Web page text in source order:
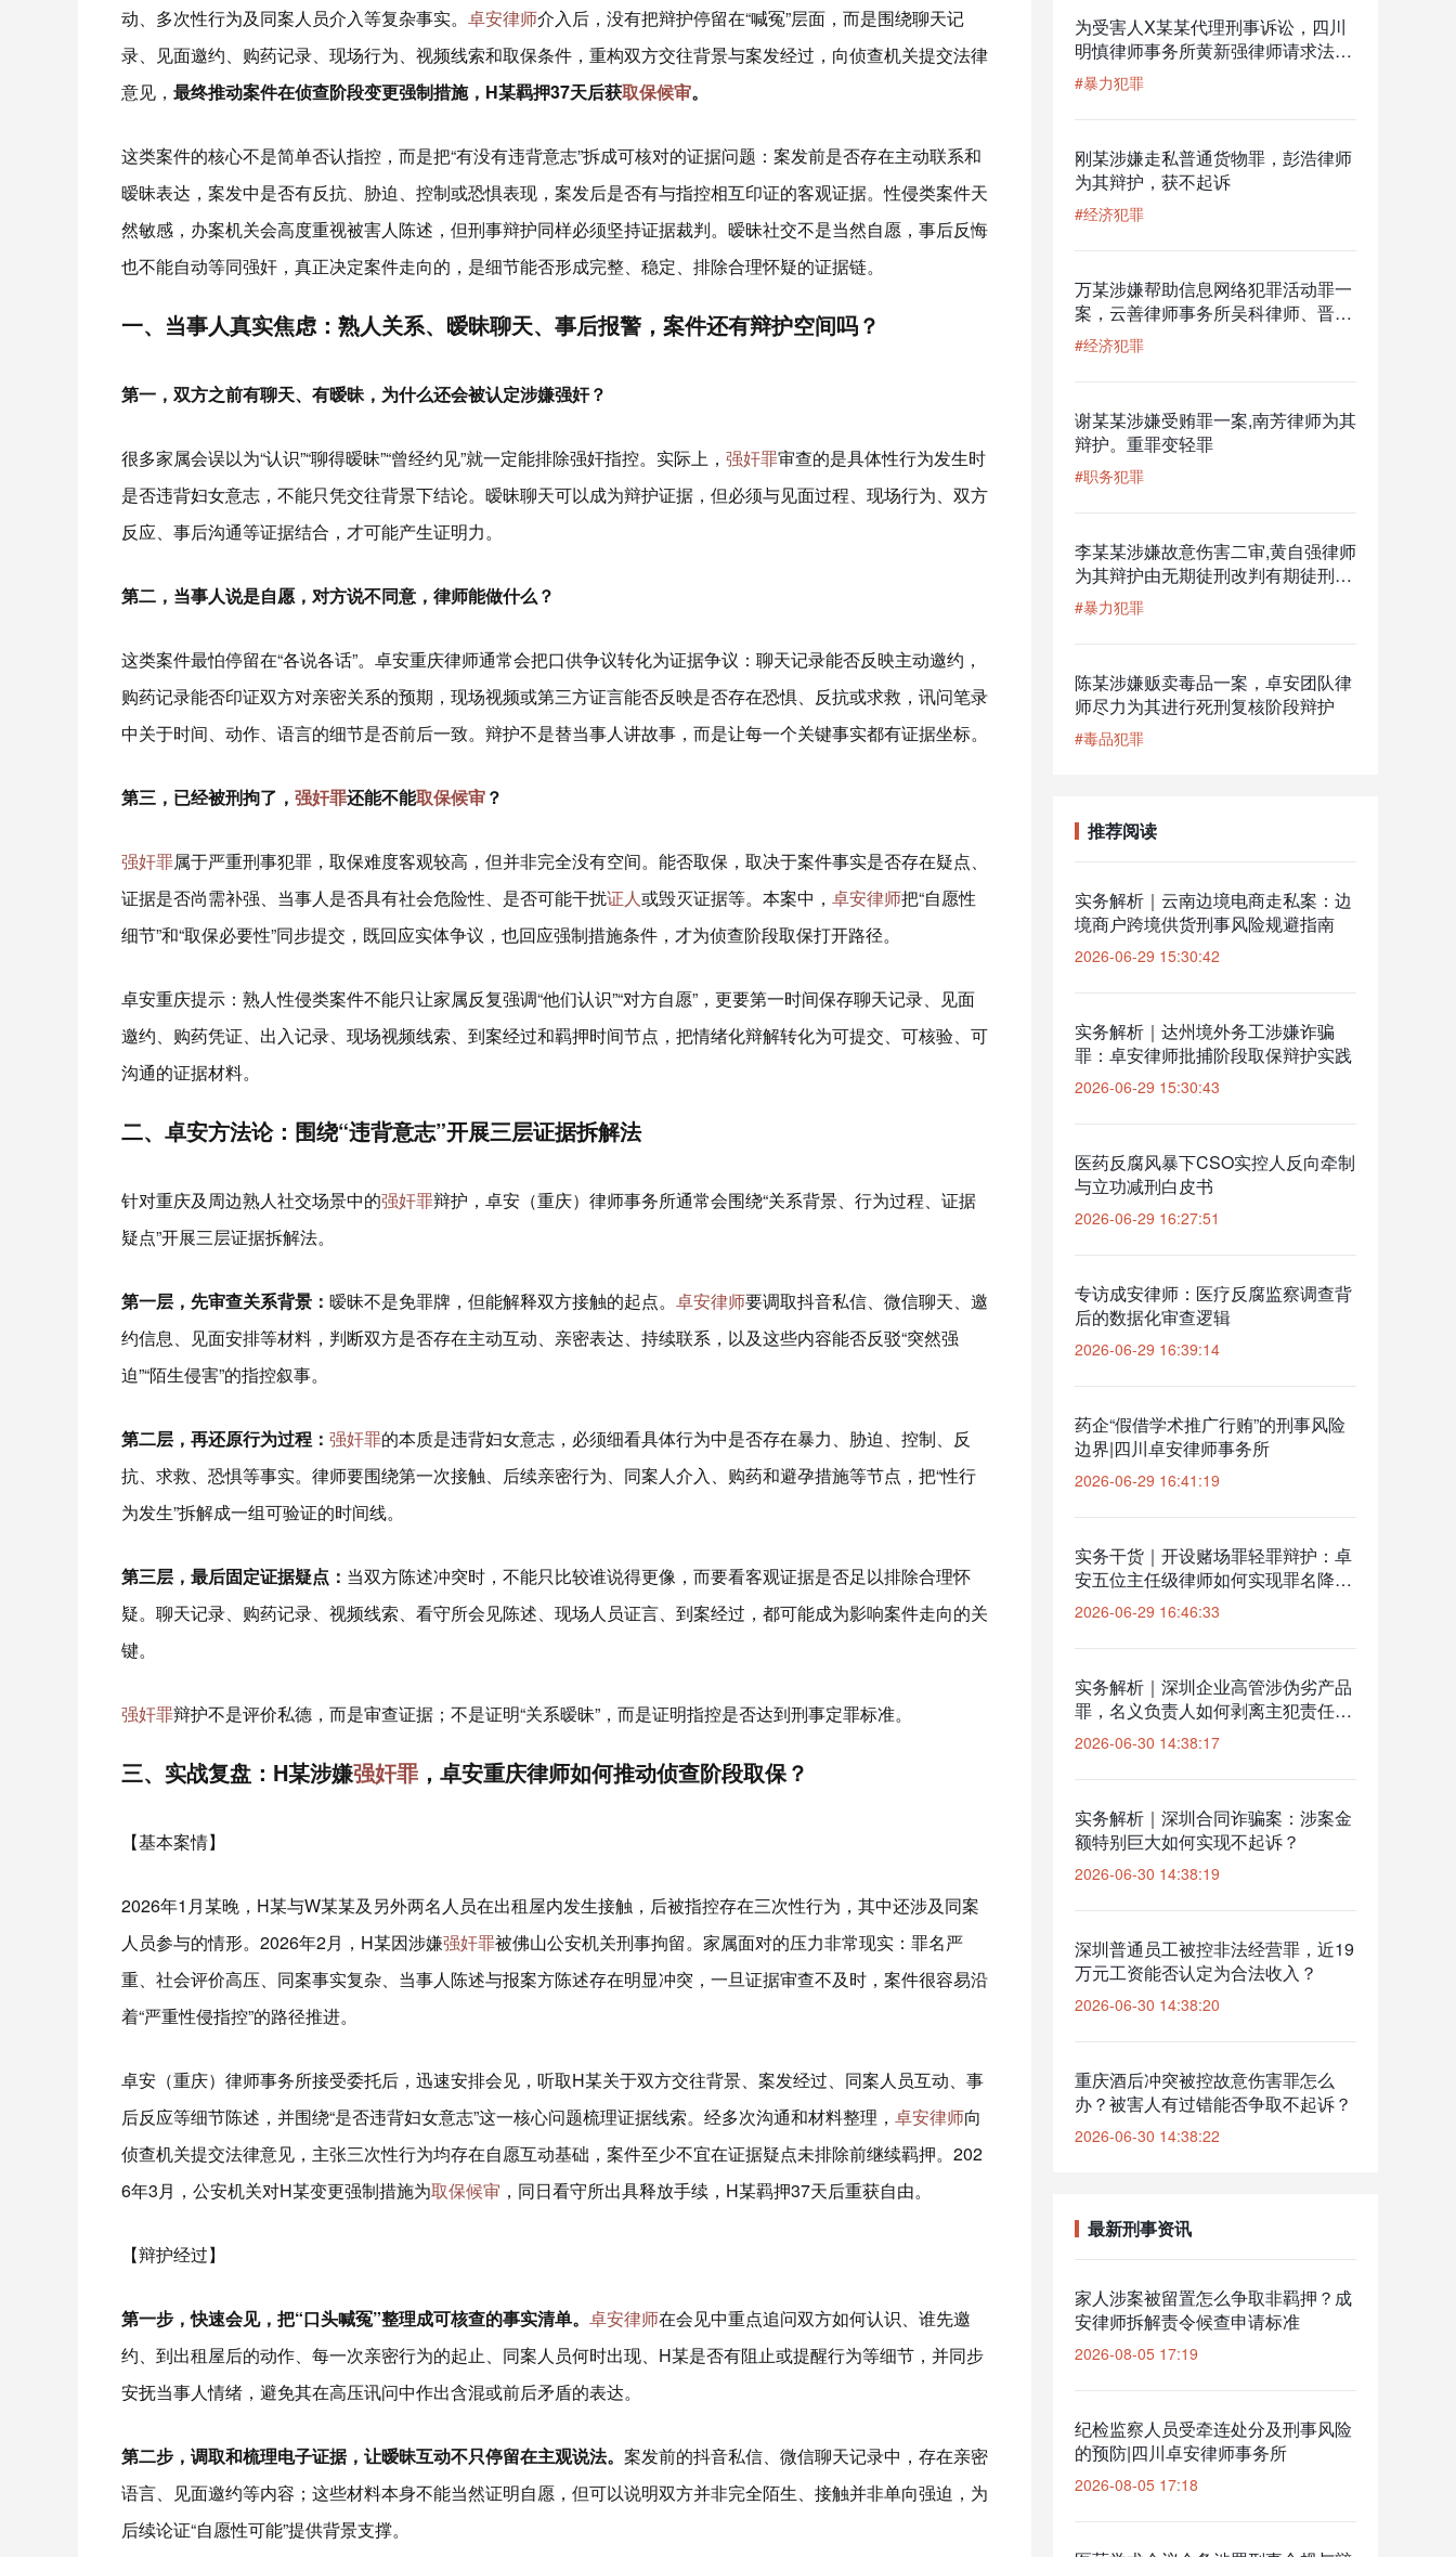
动、多次性行为及同案人员介入等复杂事实。 卓安律师介入后，没有把辩护停留在“喊冤”层面，而是围绕聊天记
录、见面邀约、购药记录、现场行为、视频线索和取保条件，重构双方交往背景与案发经过，向侦查机关提交法律
意见， 最终推动案件在侦查阶段变更强制措施，H某羁押37天后获取保候审。
这类案件的核心不是简单否认指控，而是把“有没有违背意志”拆成可核对的证据问题：案发前是否存在主动联系和
暧昧表达，案发中是否有反抗、胁迫、控制或恐惧表现，案发后是否有与指控相互印证的客观证据。性侵类案件天
然敏感，办案机关会高度重视被害人陈述，但刑事辩护同样必须坚持证据裁判。暧昧社交不是当然自愿，事后反悔
也不能自动等同强奸，真正决定案件走向的，是细节能否形成完整、稳定、排除合理怀疑的证据链。
一、当事人真实焦虑：熟人关系、暧昧聊天、事后报警，案件还有辩护空间吗？
第一，双方之前有聊天、有暧昧，为什么还会被认定涉嫌强奸？
很多家属会误以为“认识”“聊得暧昧”“曾经约见”就一定能排除强奸指控。实际上， 强奸罪审查的是具体性行为发生时
是否违背妇女意志，不能只凭交往背景下结论。暧昧聊天可以成为辩护证据，但必须与见面过程、现场行为、双方
反应、事后沟通等证据结合，才可能产生证明力。
第二，当事人说是自愿，对方说不同意，律师能做什么？
这类案件最怕停留在“各说各话”。卓安重庆律师通常会把口供争议转化为证据争议：聊天记录能否反映主动邀约，
购药记录能否印证双方对亲密关系的预期，现场视频或第三方证言能否反映是否存在恐惧、反抗或求救，讯问笔录
中关于时间、动作、语言的细节是否前后一致。辩护不是替当事人讲故事，而是让每一个关键事实都有证据坐标。
第三，已经被刑拘了， 强奸罪还能不能取保候审？
强奸罪属于严重刑事犯罪，取保难度客观较高，但并非完全没有空间。能否取保，取决于案件事实是否存在疑点、
证据是否尚需补强、当事人是否具有社会危险性、是否可能干扰证人或毁灭证据等。本案中， 卓安律师把“自愿性
细节”和“取保必要性”同步提交，既回应实体争议，也回应强制措施条件，才为侦查阶段取保打开路径。
卓安重庆提示：熟人性侵类案件不能只让家属反复强调“他们认识”“对方自愿”，更要第一时间保存聊天记录、见面
邀约、购药凭证、出入记录、现场视频线索、到案经过和羁押时间节点，把情绪化辩解转化为可提交、可核验、可
沟通的证据材料。
二、卓安方法论：围绕“违背意志”开展三层证据拆解法
针对重庆及周边熟人社交场景中的强奸罪辩护，卓安（重庆）律师事务所通常会围绕“关系背景、行为过程、证据
疑点”开展三层证据拆解法。
第一层，先审查关系背景： 暧昧不是免罪牌，但能解释双方接触的起点。 卓安律师要调取抖音私信、微信聊天、邀
约信息、见面安排等材料，判断双方是否存在主动互动、亲密表达、持续联系，以及这些内容能否反驳“突然强
迫”“陌生侵害”的指控叙事。
第二层，再还原行为过程： 强奸罪的本质是违背妇女意志，必须细看具体行为中是否存在暴力、胁迫、控制、反
抗、求救、恐惧等事实。律师要围绕第一次接触、后续亲密行为、同案人介入、购药和避孕措施等节点，把“性行
为发生”拆解成一组可验证的时间线。
第三层，最后固定证据疑点： 当双方陈述冲突时，不能只比较谁说得更像，而要看客观证据是否足以排除合理怀
疑。聊天记录、购药记录、视频线索、看守所会见陈述、现场人员证言、到案经过，都可能成为影响案件走向的关
键。
强奸罪辩护不是评价私德，而是审查证据；不是证明“关系暧昧”，而是证明指控是否达到刑事定罪标准。
三、实战复盘：H某涉嫌强奸罪 ，卓安重庆律师如何推动侦查阶段取保？
【基本案情】
2026年1月某晚，H某与W某某及另外两名人员在出租屋内发生接触，后被指控存在三次性行为，其中还涉及同案
人员参与的情形。2026年2月，H某因涉嫌强奸罪被佛山公安机关刑事拘留。家属面对的压力非常现实：罪名严
重、社会评价高压、同案事实复杂、当事人陈述与报案方陈述存在明显冲突，一旦证据审查不及时，案件很容易沿
着“严重性侵指控”的路径推进。
卓安（重庆）律师事务所接受委托后，迅速安排会见，听取H某关于双方交往背景、案发经过、同案人员互动、事
后反应等细节陈述，并围绕“是否违背妇女意志”这一核心问题梳理证据线索。经多次沟通和材料整理， 卓安律师向
侦查机关提交法律意见，主张三次性行为均存在自愿互动基础，案件至少不宜在证据疑点未排除前继续羁押。202
6年3月，公安机关对H某变更强制措施为取保候审 ，同日看守所出具释放手续，H某羁押37天后重获自由。
【辩护经过】
第一步，快速会见，把“口头喊冤”整理成可核查的事实清单。 卓安律师在会见中重点追问双方如何认识、谁先邀
约、到出租屋后的动作、每一次亲密行为的起止、同案人员何时出现、H某是否有阻止或提醒行为等细节，并同步
安抚当事人情绪，避免其在高压讯问中作出含混或前后矛盾的表达。
第二步，调取和梳理电子证据，让暧昧互动不只停留在主观说法。 案发前的抖音私信、微信聊天记录中，存在亲密
语言、见面邀约等内容；这些材料本身不能当然证明自愿，但可以说明双方并非完全陌生、接触并非单向强迫，为
后续论证“自愿性可能”提供背景支撑。
为受害人X某某代理刑事诉讼，四川
明慎律师事务所黄新强律师请求法院
提级管辖成功
#暴力犯罪
刚某涉嫌走私普通货物罪，彭浩律师
为其辩护，获不起诉
#经济犯罪
万某涉嫌帮助信息网络犯罪活动罪一
案，云善律师事务所吴科律师、晋晨
宇律师为其辩护获不予逮捕
#经济犯罪
谢某某涉嫌受贿罪一案,南芳律师为其
辩护。重罪变轻罪
#职务犯罪
李某某涉嫌故意伤害二审,黄自强律师
为其辩护由无期徒刑改判有期徒刑三
年
#暴力犯罪
陈某涉嫌贩卖毒品一案，卓安团队律
师尽力为其进行死刑复核阶段辩护
#毒品犯罪
推荐阅读
实务解析｜云南边境电商走私案：边
境商户跨境供货刑事风险规避指南
2026-06-29 15:30:42
实务解析｜达州境外务工涉嫌诈骗
罪：卓安律师批捕阶段取保辩护实践
2026-06-29 15:30:43
医药反腐风暴下CSO实控人反向牵制
与立功减刑白皮书
2026-06-29 16:27:51
专访成安律师：医疗反腐监察调查背
后的数据化审查逻辑
2026-06-29 16:39:14
药企“假借学术推广行贿”的刑事风险
边界|四川卓安律师事务所
2026-06-29 16:41:19
实务干货｜开设赌场罪轻罪辩护：卓
安五位主任级律师如何实现罪名降
档？
2026-06-29 16:46:33
实务解析｜深圳企业高管涉伪劣产品
罪，名义负责人如何剥离主犯责任获
缓刑？
2026-06-30 14:38:17
实务解析｜深圳合同诈骗案：涉案金
额特别巨大如何实现不起诉？
2026-06-30 14:38:19
深圳普通员工被控非法经营罪，近19
万元工资能否认定为合法收入？
2026-06-30 14:38:20
重庆酒后冲突被控故意伤害罪怎么
办？被害人有过错能否争取不起诉？
2026-06-30 14:38:22
最新刑事资讯
家人涉案被留置怎么争取非羁押？成
安律师拆解责令候查申请标准
2026-08-05 17:19
纪检监察人员受牵连处分及刑事风险
的预防|四川卓安律师事务所
2026-08-05 17:18